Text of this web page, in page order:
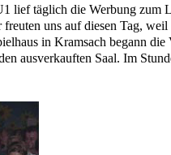
lief täglich die Werbung zum
uns auf diesen Tag,
in Kramsach begann die
ausverkauften Saal. Im